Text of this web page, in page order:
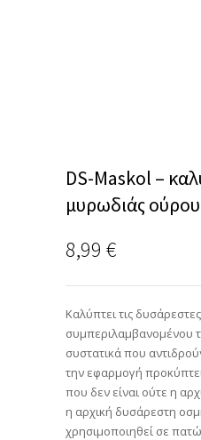
DS-Maskol –
μυρωδιάς
8,99 €
Καλύπτει τις
συμπεριλαμβανομένου
συστατικά που
την εφαρμογή
που δεν είναι ούτε η
η αρχική δυσάρεστη
χρησιμοποιηθεί σε